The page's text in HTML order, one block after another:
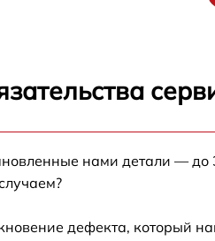
FC-47 ED
нами детали — до
дефекта, который